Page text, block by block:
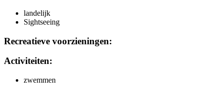
landelijk
Sightseeing
Recreatieve voorzieningen:
Activiteiten:
zwemmen